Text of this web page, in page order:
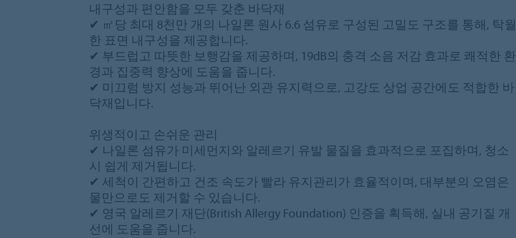
내구성과 편안함을 모두 갖춘 바닥재
✔ ㎡당 최대 8천만 개의 나일론 원사 6.6 섬유로 구성된 고밀도 구조를 통해, 탁월
한 표면 내구성을 제공합니다.
✔ 부드럽고 따뜻한 보행감을 제공하며, 19dB의 충격 소음 저감 효과로 쾌적한 환
경과 집중력 향상에 도움을 줍니다.
✔ 미끄럼 방지 성능과 뛰어난 외관 유지력으로, 고강도 상업 공간에도 적합한 바
닥재입니다.
위생적이고 손쉬운 관리
✔ 나일론 섬유가 미세먼지와 알레르기 유발 물질을 효과적으로 포집하며, 청소
시 쉽게 제거됩니다.
✔ 세척이 간편하고 건조 속도가 빨라 유지관리가 효율적이며, 대부분의 오염은
물만으로도 제거할 수 있습니다.
✔ 영국 알레르기 재단(British Allergy Foundation) 인증을 획득해, 실내 공기질 개
선에 도움을 줍니다.